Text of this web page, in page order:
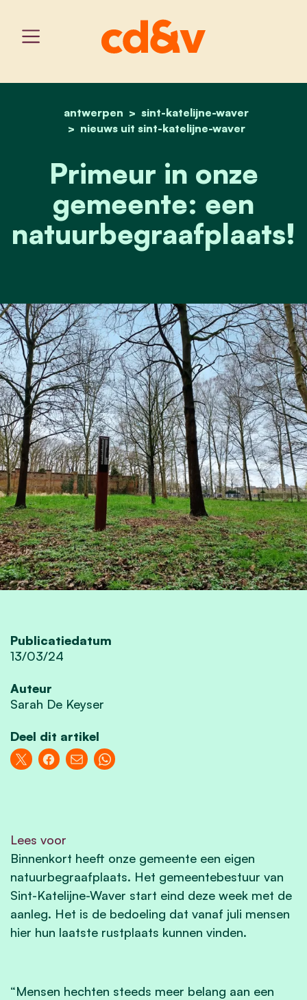
home
antwerpen
sint-katelijne-waver
nieuws uit sint-katelijne-waver
primeur in onze
Primeur in onze
gemeente: een
natuurbegraafplaats!
Publicatiedatum
13/03/24
Auteur
Sarah De Keyser
Deel dit artikel
Lees voor
Binnenkort heeft onze gemeente een eigen
natuurbegraafplaats. Het gemeentebestuur van
Sint-Katelijne-Waver start eind deze week met de
aanleg. Het is de bedoeling dat vanaf juli mensen
hier hun laatste rustplaats kunnen vinden.
“Mensen hechten steeds meer belang aan een